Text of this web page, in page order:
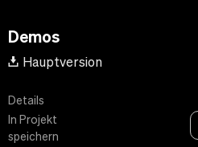
Demos
Hauptversion
Details
In Projekt
speichern